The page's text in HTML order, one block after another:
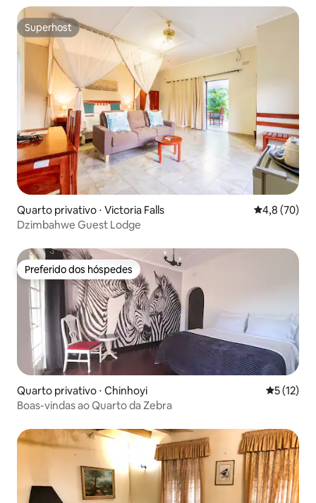
Superhost
Superhost
Quarto privativo ⋅ Victoria Falls 4,8 de uma
4,8 (70)
Dzimbahwe Guest Lodge
Preferido dos hóspedes
Preferido dos hóspedes
Quarto privativo ⋅ Chinhoyi 5 de uma
5 (12)
Boas-vindas ao Quarto da Zebra